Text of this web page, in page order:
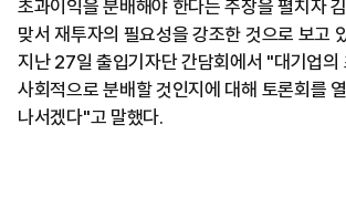
초과이익을 분배해야 한다는 주장을 펼치자
맞서 재투자의 필요성을 강조한 것으로 보고
지난 27일 출입기자단 간담회에서 "대기업의
사회적으로 분배할 것인지에 대해 토론회를
나서겠다"고 말했다.